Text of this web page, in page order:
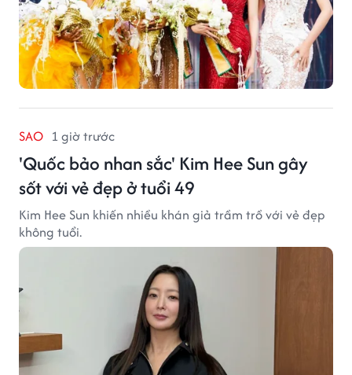
SAO 1 giờ trước
'Quốc bảo nhan sắc' Kim Hee Sun gây
sốt với vẻ đẹp ở tuổi 49
Kim Hee Sun khiến nhiều khán giả trầm trồ với vẻ đẹp
không tuổi.